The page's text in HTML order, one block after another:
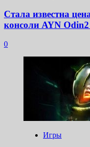
Стала известна
консоли AYN
0
Игры